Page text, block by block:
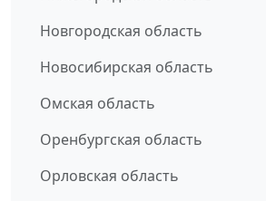
Новгородская область
Новосибирская область
Омская область
Оренбургская область
Орловская область